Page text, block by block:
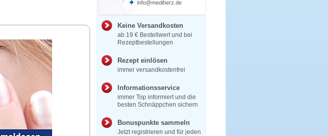
info@mediherz.de
Keine Versandkosten
ab 19 € Bestellwert und bei
Rezeptbestellungen
Rezept einlösen
immer versandkostenfrei
Informationsservice
immer Top informiert und die
besten Schnäppchen sichern
Bonuspunkte sammeln
Jetzt registrieren und für jeden